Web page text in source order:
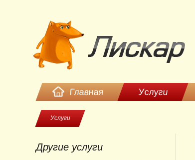
Главная Услуги
Услуги
Другие услуги